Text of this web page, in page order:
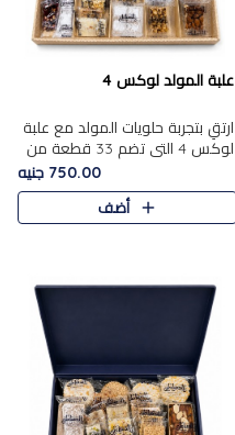
علبة المولد لوكس 4
ارتقِ بتجربة حلويات المولد مع علبة
لوكس 4 التي تضم 33 قطعة من
تشكيلة فاخرة ومتنوعة من أشهر
الأصناف الشرقية. تحتوي العلبة على
الجزرية بالفول،..
750.00 جنيه
أضف